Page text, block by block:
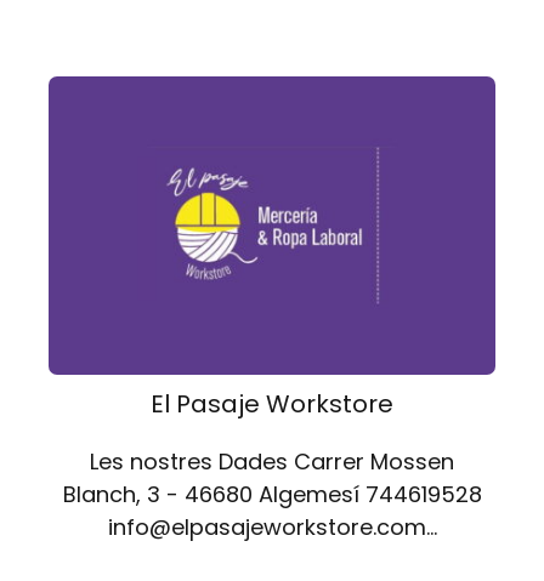
El Pasaje Workstore
Les nostres Dades Carrer Mossen
Blanch, 3 - 46680 Algemesí 744619528
info@elpasajeworkstore.com…